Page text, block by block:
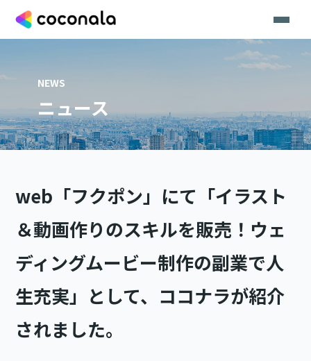
NEWS
ニュース
web「フクポン」にて「イラスト
＆動画作りのスキルを販売！ウェ
ディングムービー制作の副業で人
生充実」として、ココナラが紹介
されました。